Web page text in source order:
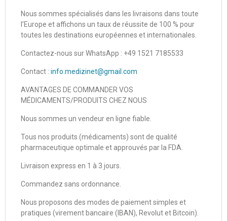
Nous sommes spécialisés dans les livraisons dans toute
l’Europe et affichons un taux de réussite de 100 % pour
toutes les destinations européennes et internationales.
Contactez-nous sur WhatsApp : +49 1521 7185533
Contact : info.medizinet@gmail.com
AVANTAGES DE COMMANDER VOS
MÉDICAMENTS/PRODUITS CHEZ NOUS
Nous sommes un vendeur en ligne fiable.
Tous nos produits (médicaments) sont de qualité
pharmaceutique optimale et approuvés par la FDA.
Livraison express en 1 à 3 jours.
Commandez sans ordonnance.
Nous proposons des modes de paiement simples et
pratiques (virement bancaire (IBAN), Revolut et Bitcoin).